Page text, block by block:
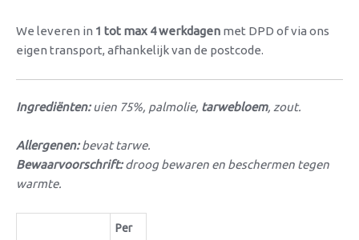
We leveren in 1 tot max 4 werkdagen met DPD of via ons
eigen transport, afhankelijk van de postcode.
Ingrediënten:uien 75%, palmolie, tarwebloem, zout.
Allergenen:bevat tarwe.
Bewaarvoorschrift:droog bewaren en beschermen tegen
warmte.
Per